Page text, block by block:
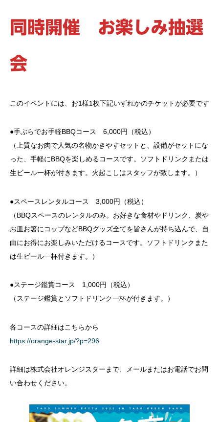
同時開催 お楽しみ抽選
会
このイベントには、お1様1枚下記いずれかのチケットが必要です
●手ぶらでお手軽BBQコース 6,000円（税込）
（上質なお肉で人気の名物かきやすセットと、設備がセットにな
った、手軽にBBQを楽しめるコースです。ソフトドリンクまたは
生ビール一杯が付きます。火起こしはスタッフが致します。）
●スペースレンタルコース 3,000円（税込）
（BBQスペースのレンタルのみ。お好きな食材やドリンク、炭や
お皿お箸にコップなどBBQグッズ全てを皆さんが持ち込んで、自
由にお得にお楽しみいただけるコースです。ソフトドリンクまた
は生ビール一杯付きます。）
●ステージ鑑賞コース 1,000円（税込）
（ステージ鑑賞とソフトドリンク一杯が付きます。）
各コースの詳細はこちらから
https://orange-star.jp/?p=296
詳細は株式会社オレンジスターまで、メールまたはお電話でお問
い合わせください。